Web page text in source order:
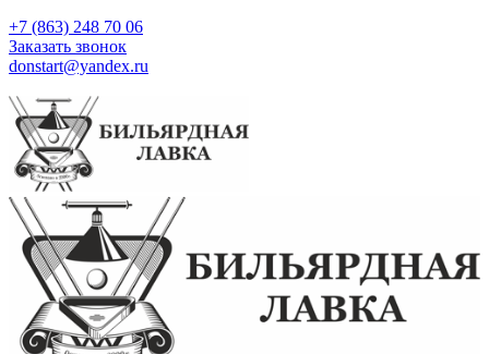
+7 (863) 248 70 06
Заказать звонок
donstart@yandex.ru